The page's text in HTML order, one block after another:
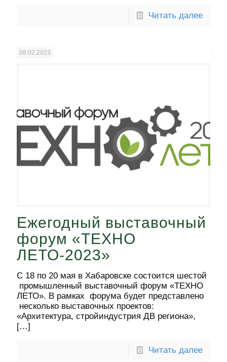
Читать далее
08.02.2023
Ежегодный выставочный
форум «ТЕХНО
ЛЕТО-2023»
С 18 по 20 мая в Хабаровске состоится шестой
промышленный выставочный форум «ТЕХНО
ЛЕТО». В рамках форума будет представлено
несколько выставочных проектов:
«Архитектура, стройиндустрия ДВ региона»,
[…]
Читать далее